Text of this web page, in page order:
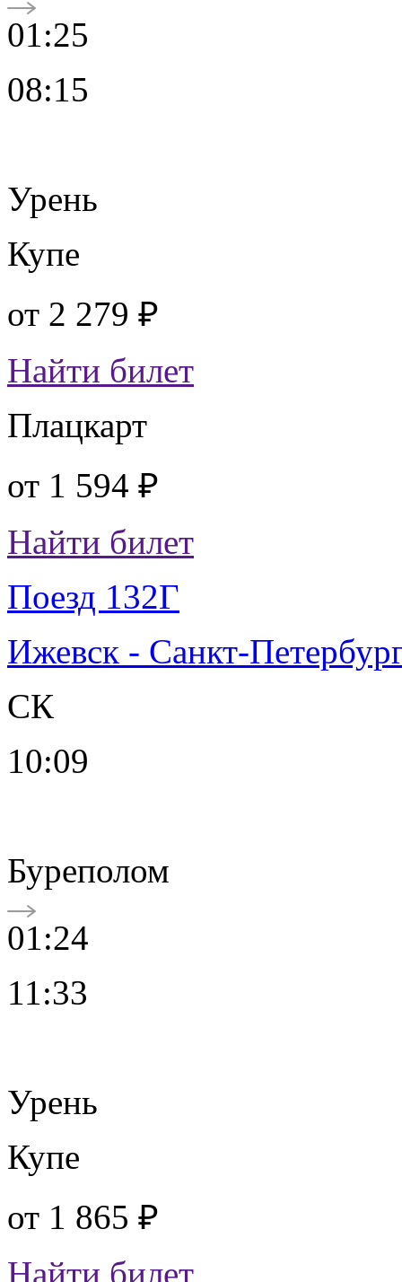
01:25
08:15
Урень
Купе
от 2 279 ₽
Найти билет
Плацкарт
от 1 594 ₽
Найти билет
Поезд 132Г
Ижевск - Санкт-
СК
10:09
Буреполом
01:24
11:33
Урень
Купе
от 1 865 ₽
Найти билет